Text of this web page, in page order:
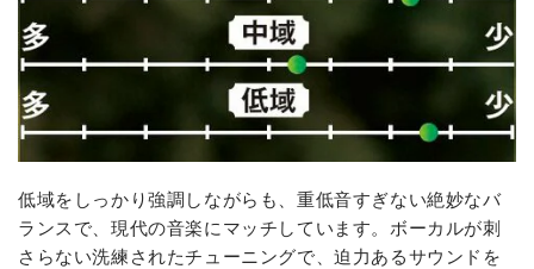
低域をしっかり強調しながらも、重低音すぎない絶妙なバ
ランスで、現代の音楽にマッチしています。ボーカルが刺
さらない洗練されたチューニングで、迫力あるサウンドを